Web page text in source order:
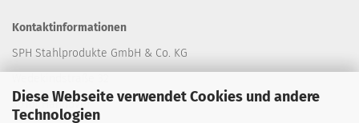
Diese Webseite verwendet Cookies und andere
Technologien
Kontaktinformationen
SPH Stahlprodukte GmbH & Co. KG
30161 Hannover